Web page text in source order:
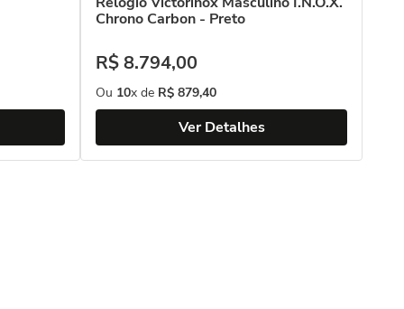
Chrono Carbon - Preto
R$8.794,00
Ou 10x de R$ 879,40
Ver Detalhes